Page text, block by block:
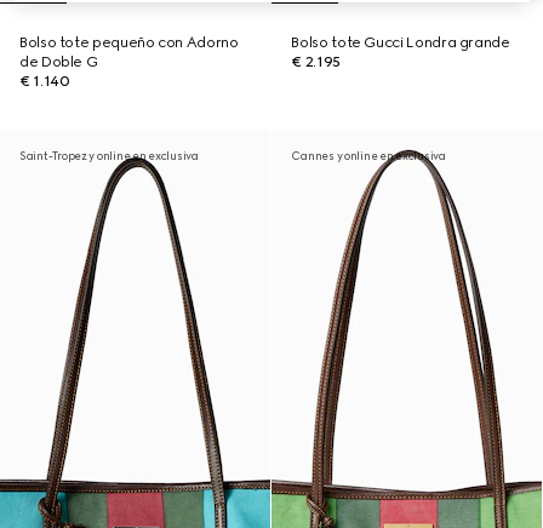
Bolso tote pequeño con Adorno
de Doble G
€ 1.140
Bolso tote Gucci Londra grande
€ 2.195
Saint-Tropez y online en exclusiva Cannes y online en exclusiva